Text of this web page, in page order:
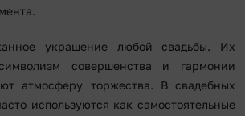
украшение любой свадьбы. Их
совершенства и гармонии
атмосферу торжества. В свадебных
используются как самостоятельные